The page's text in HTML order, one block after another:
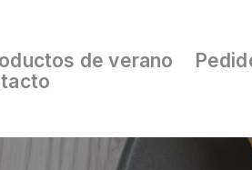
de verano